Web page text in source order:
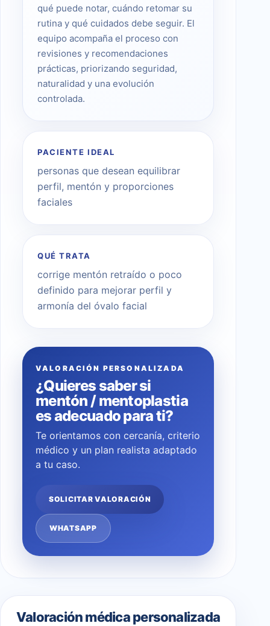
qué puede notar, cuándo retomar su
rutina y qué cuidados debe seguir. El
equipo acompaña el proceso con
revisiones y recomendaciones
prácticas, priorizando seguridad,
naturalidad y una evolución
controlada.
PACIENTE IDEAL
personas que desean equilibrar
perfil, mentón y proporciones
faciales
QUÉ TRATA
corrige mentón retraído o poco
definido para mejorar perfil y
armonía del óvalo facial
VALORACIÓN PERSONALIZADA
¿Quieres saber si
mentón / mentoplastia
es adecuado para ti?
Te orientamos con cercanía, criterio
médico y un plan realista adaptado
a tu caso.
SOLICITAR VALORACIÓN
WHATSAPP
Valoración médica personalizada